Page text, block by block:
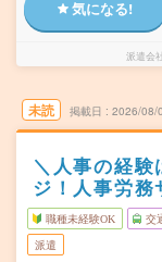
気になる!
派遣会社
未読 掲載日 2026/08/
＼人事の経
ジ！人事労務
職種未経験OK 交
派遣